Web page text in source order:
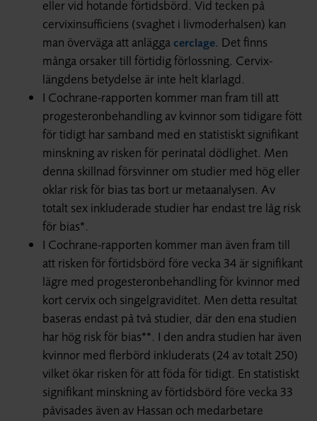
eller vid hotande förtidsbörd. Vid tecken på
cervixinsufficiens (svaghet i livmoderhalsen) kan
man överväga att anlägga cerclage. Det finns
många orsaker till förtidig förlossning. Cervix­
längdens betydelse är inte helt klarlagd.
I Cochrane-rapporten kommer man fram till att
progesteron­behandling av kvinnor som tidigare fött
för tidigt har samband med en statistiskt signifikant
minskning av risken för perinatal dödlighet. Men
denna skillnad försvinner om studier med hög eller
oklar risk för bias tas bort ur metaanalysen. Av
totalt sex inkluderade studier har endast tre låg risk
för bias*.
I Cochrane-rapporten kommer man även fram till
att risken för förtidsbörd före vecka 34 är signifikant
lägre med progesteron­behandling för kvinnor med
kort cervix och singelgraviditet. Men detta resultat
baseras endast på två studier, där den ena studien
har hög risk för bias**. I den andra studien har även
kvinnor med flerbörd inkluderats (24 av totalt 250)
vilket ökar risken för att föda för tidigt. En statistiskt
signifikant minskning av förtidsbörd före vecka 33
påvisades även av Hassan och medarbetare